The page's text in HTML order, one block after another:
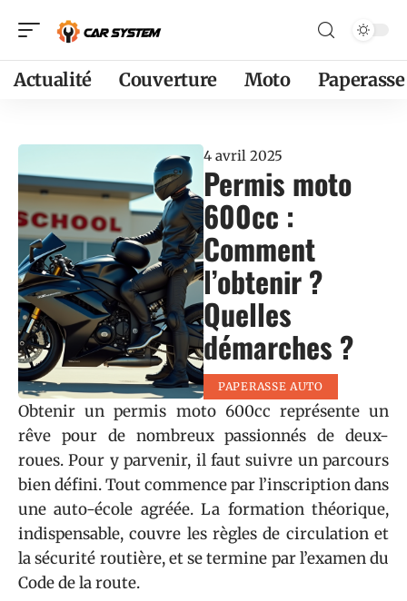
Actualité Couverture Moto
4 avril 2025
Permis moto
600cc :
Comment
l’obtenir ?
Quelles
démarches ?
PAPERASSE AUTO
Obtenir un permis moto 600cc représente un
rêve pour de nombreux passionnés de deux-
roues. Pour y parvenir, il faut suivre un parcours
bien défini. Tout commence par l’inscription dans
une auto-école agréée. La formation théorique,
indispensable, couvre les règles de circulation et
la sécurité routière, et se termine par l’examen du
Code de la route.